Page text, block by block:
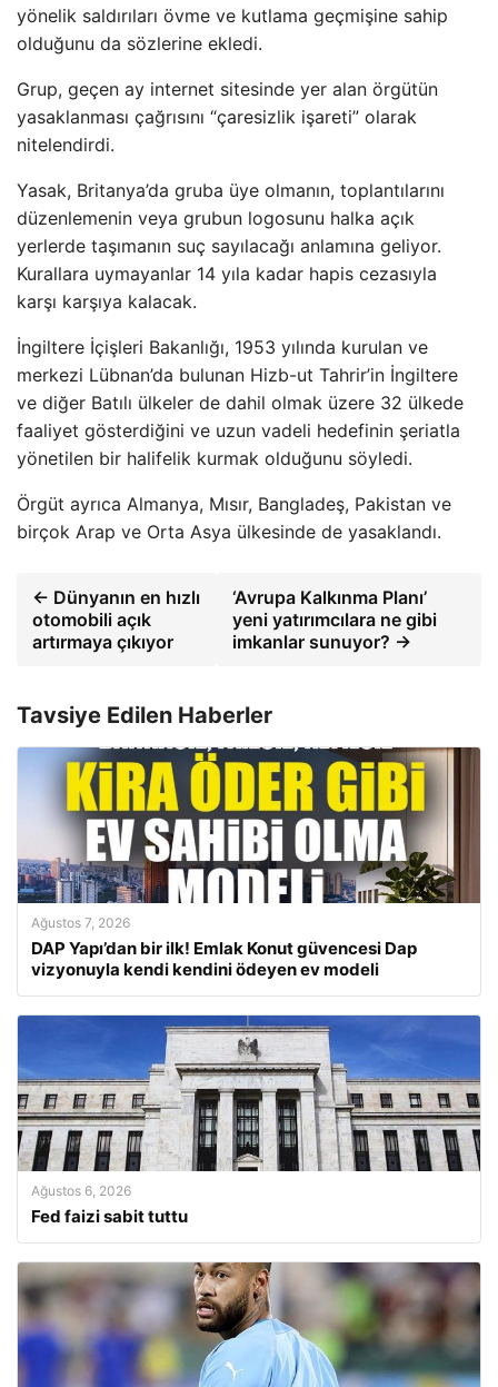
yönelik saldırıları övme ve kutlama geçmişine sahip
olduğunu da sözlerine ekledi.
Grup, geçen ay internet sitesinde yer alan örgütün
yasaklanması çağrısını “çaresizlik işareti” olarak
nitelendirdi.
Yasak, Britanya’da gruba üye olmanın, toplantılarını
düzenlemenin veya grubun logosunu halka açık
yerlerde taşımanın suç sayılacağı anlamına geliyor.
Kurallara uymayanlar 14 yıla kadar hapis cezasıyla
karşı karşıya kalacak.
İngiltere İçişleri Bakanlığı, 1953 yılında kurulan ve
merkezi Lübnan’da bulunan Hizb-ut Tahrir’in İngiltere
ve diğer Batılı ülkeler de dahil olmak üzere 32 ülkede
faaliyet gösterdiğini ve uzun vadeli hedefinin şeriatla
yönetilen bir halifelik kurmak olduğunu söyledi.
Örgüt ayrıca Almanya, Mısır, Bangladeş, Pakistan ve
birçok Arap ve Orta Asya ülkesinde de yasaklandı.
← Dünyanın en hızlı
otomobili açık
artırmaya çıkıyor
‘Avrupa Kalkınma Planı’
yeni yatırımcılara ne gibi
imkanlar sunuyor? →
Tavsiye Edilen Haberler
Ağustos 7, 2026
DAP Yapı’dan bir ilk! Emlak Konut güvencesi Dap
vizyonuyla kendi kendini ödeyen ev modeli
Ağustos 6, 2026
Fed faizi sabit tuttu